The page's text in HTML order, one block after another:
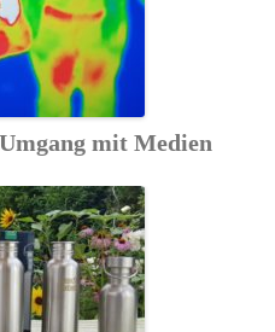
mit Medien